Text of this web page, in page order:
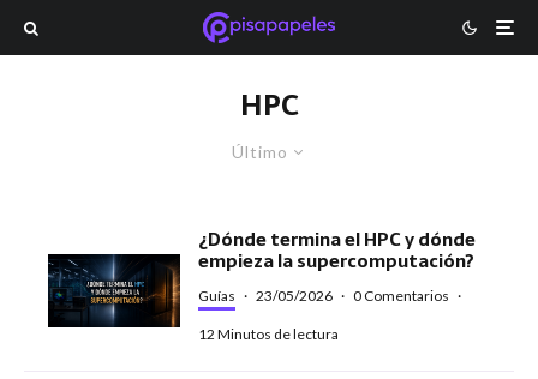
HPC
Último
¿Dónde termina el HPC y dónde
empieza la supercomputación?
Guías · 23/05/2026 · 0 Comentarios ·
12 Minutos de lectura